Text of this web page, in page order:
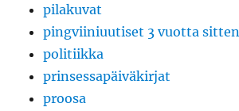
pilakuvat
pingviiniuutiset 3 vuotta sitten
politiikka
prinsessapäiväkirjat
proosa